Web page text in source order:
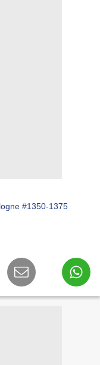
#1350-1375